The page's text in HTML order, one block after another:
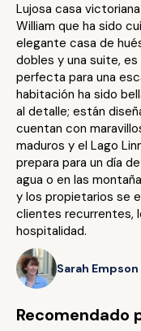
Lujosa casa
William que ha sido
elegante casa de
dobles y una suite,
perfecta para una
habitación ha sido
al detalle; están
cuentan con
maduros y el Lago
prepara para un día
agua o en las
y los propietarios se
clientes recurrentes,
hospitalidad.
Sarah Empson
Recomendado